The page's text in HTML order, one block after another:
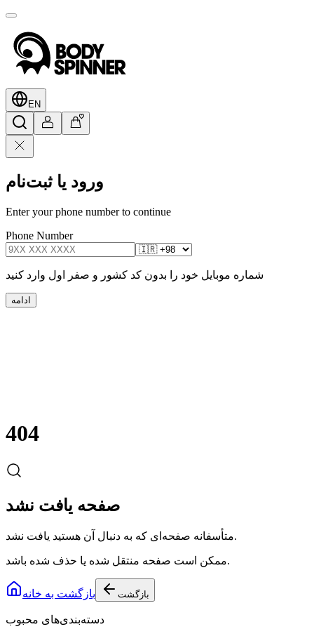
EN
ورود یا ثبت‌نام
Enter your phone number to continue
Phone Number
شماره موبایل خود را بدون کد کشور و صفر اول وارد کنید
ادامه
404
صفحه یافت نشد
متأسفانه صفحه‌ای که به دنبال آن هستید یافت نشد.
ممکن است صفحه منتقل شده یا حذف شده باشد.
بازگشت به خانه بازگشت
دسته‌بندی‌های محبوب